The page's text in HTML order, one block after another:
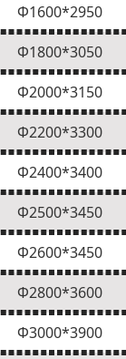
Φ1600*2950
Φ1800*3050
Φ2000*3150
Φ2200*3300
Φ2400*3400
Φ2500*3450
Φ2600*3450
Φ2800*3600
Φ3000*3900